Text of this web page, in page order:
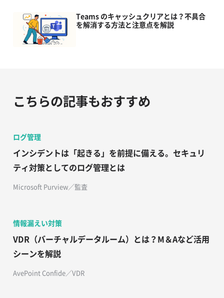
Teams のキャッシュクリアとは？不具合
を解消する方法と注意点を解説
こちらの記事もおすすめ
ログ管理
インシデントは「起きる」を前提に備える。セキュリ
ティ対策としてのログ管理とは
Microsoft Purview／監査
情報漏えい対策
VDR（バーチャルデータルーム）とは？M＆Aなど活用
シーンを解説
AvePoint Confide／VDR